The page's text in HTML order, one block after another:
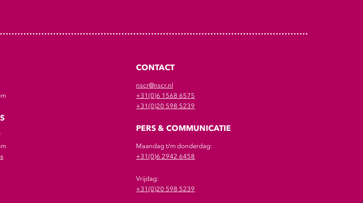
CONTACT
nscr@nscr.nl
+31(0)6 1568 6575
+31(0)20 598 5239
PERS & COMMUNICATIE
Maandag t/m donderdag:
+31(0)6 2942 6458
Vrijdag:
+31(0)20 598 5239